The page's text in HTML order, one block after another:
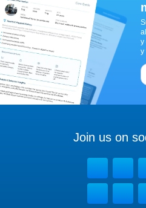
y
y
Join us on